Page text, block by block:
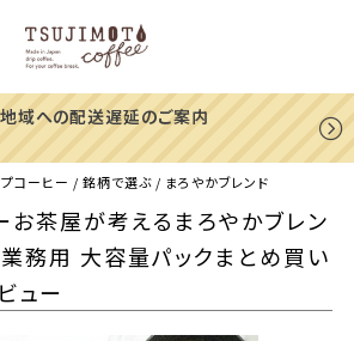
域への配送遅延のご案内
プコーヒー 銘柄で選ぶ まろやかブレンド
お茶屋が考えるまろやかブレン
務用 大容量パックまとめ買い
ュー